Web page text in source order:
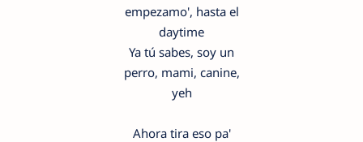
empezamo', hasta el
daytime
Ya tú sabes, soy un
perro, mami, canine,
yeh
Ahora tira eso pa'